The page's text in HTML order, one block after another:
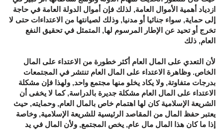
ازدياد أهمية الأموال العامة, لذلك فإن أموال الدولة العامة في حاجة
إلى حماية, سواء جنائيا أو مدنيا, وذلك لصيانتها من الاعتداءات حتى لا
تخرج أو تحيد عن الإطار المرسوم لها, المتمثل في تحقيق النفع
العام, ذلك
لأن التعدي على المال العام أكثر خطورة من الاعتداء على المال
الخاص. وظاهرة الاعتداء على المال العام تنتشر في المجتمعات
بدرجات متفاوتة, ولا يكاد يخلو منها مجتمع واحد, ولهذا فإن مشكلة
الاعتداء على المال العام مشكلة جديرة بالدراسة, كما لا يخفى أن
الشريعة الإسلامية كان لها اهتمام خاص بالمال العام, وحمايته, حيث
يعتبر حفظ المال من المقاصد الرئيسية للشريعة الإسلامية, وخاصة
إذا ما كان هذا المال مال عام, يخص المجتمع, ولأن المال في يد